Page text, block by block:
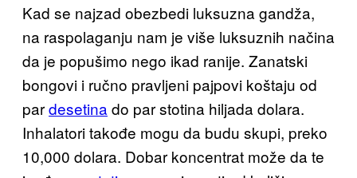
Kad se najzad obezbedi luksuzna gandža,
na raspolaganju nam je više luksuznih načina
da je popušimo nego ikad ranije. Zanatski
bongovi i ručno pravljeni pajpovi koštaju od
pardesetina do par stotina hiljada dolara.
Inhalatori takođe mogu da budu skupi, preko
10,000 dolara. Dobar koncentrat može da te